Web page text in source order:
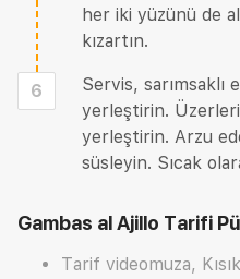
her iki yüzünü de
kızartın.
6
Servis, sarımsaklı
yerleştirin.
yerleştirin. Arzu
süsleyin. Sıcak
Gambas al Ajillo Tarifi
Tarif videomuza,